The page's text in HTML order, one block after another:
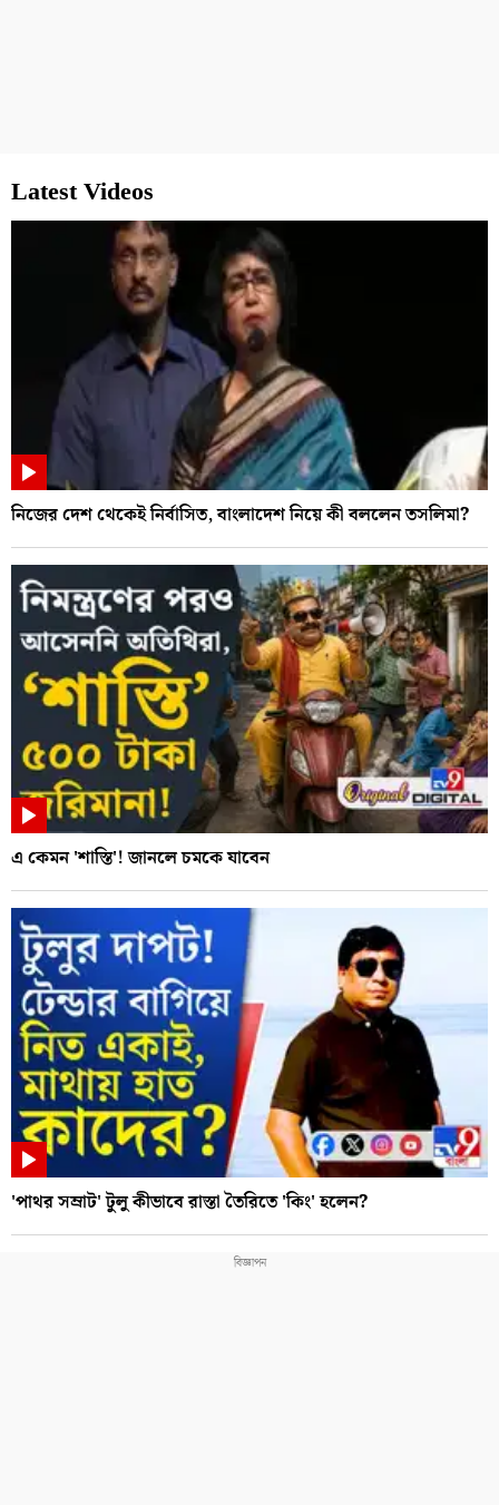
Latest Videos
নিজের দেশ থেকেই নির্বাসিত, বাংলাদেশ নিয়ে কী বললেন তসলিমা?
এ কেমন 'শাস্তি'! জানলে চমকে যাবেন
'পাথর সম্রাট' টুলু কীভাবে রাস্তা তৈরিতে 'কিং' হলেন?